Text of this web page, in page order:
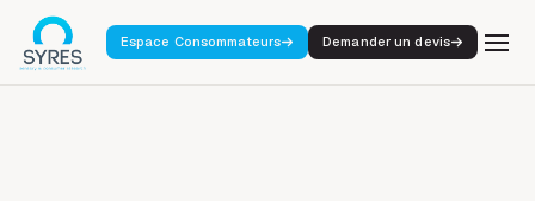
Espace Consommateurs Demander un devis